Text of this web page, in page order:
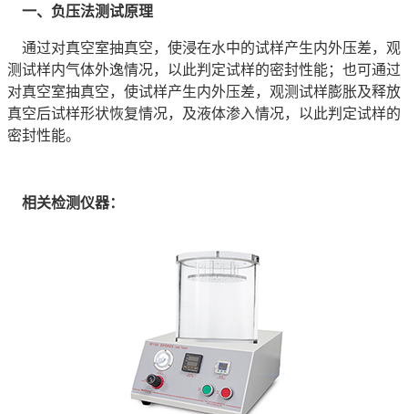
一、负压法测试原理
通过对真空室抽真空，使浸在水中的试样产生内外压差，观
测试样内气体外逸情况，以此判定试样的密封性能；也可通过
对真空室抽真空，使试样产生内外压差，观测试样膨胀及释放
真空后试样形状恢复情况，及液体渗入情况，以此判定试样的
密封性能。
相关检测仪器：